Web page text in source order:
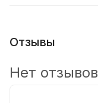
Отзывы
Нет отзывов